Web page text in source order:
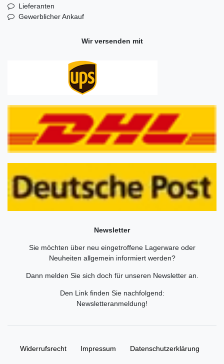
Lieferanten
Gewerblicher Ankauf
Wir versenden mit
Newsletter
Sie möchten über neu eingetroffene Lagerware oder
Neuheiten allgemein informiert werden?
Dann melden Sie sich doch für unseren Newsletter an.
Den Link finden Sie nachfolgend:
Newsletteranmeldung!
Widerrufs­recht Impressum Daten­schutz­erklärung